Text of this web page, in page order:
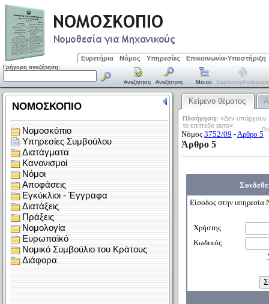
Ευρετήρια Νόμος Υπηρεσίες Επικοινωνία-Υποστήριξη
Γρήγορη αναζήτηση:
Αναζήτηση Αναζήτηση Μενού Εμφάνιση/απόκρυψη
Κείμενο θέματος